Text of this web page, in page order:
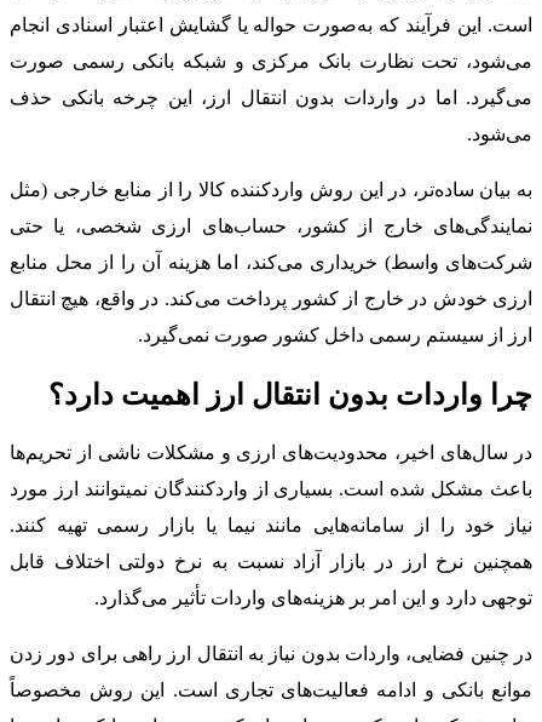
است. این فرآیند که به‌صورت حواله یا گشایش اعتبار اسنادی انجام
می‌شود، تحت نظارت بانک مرکزی و شبکه بانکی رسمی صورت
می‌گیرد. اما در واردات بدون انتقال ارز، این چرخه بانکی حذف
می‌شود.
به بیان ساده‌تر، در این روش واردکننده کالا را از منابع خارجی (مثل
نمایندگی‌های خارج از کشور، حساب‌های ارزی شخصی، یا حتی
شرکت‌های واسط) خریداری می‌کند، اما هزینه آن را از محل منابع
ارزی خودش در خارج از کشور پرداخت می‌کند. در واقع، هیچ انتقال
ارز از سیستم رسمی داخل کشور صورت نمی‌گیرد.
چرا واردات بدون انتقال ارز اهمیت دارد؟
در سال‌های اخیر، محدودیت‌های ارزی و مشکلات ناشی از تحریم‌ها
باعث مشکل شده است. بسیاری از واردکنندگان نمیتوانند ارز مورد
نیاز خود را از سامانه‌هایی مانند نیما یا بازار رسمی تهیه کنند.
همچنین نرخ ارز در بازار آزاد نسبت به نرخ دولتی اختلاف قابل
توجهی دارد و این امر بر هزینه‌های واردات تأثیر می‌گذارد.
در چنین فضایی، واردات بدون نیاز به انتقال ارز راهی برای دور زدن
موانع بانکی و ادامه فعالیت‌های تجاری است. این روش مخصوصاً